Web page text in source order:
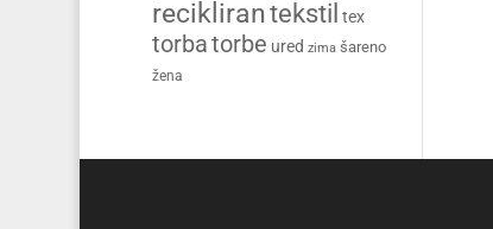
recikliran tekstil tex
torbatorbe ured zima šareno
žena